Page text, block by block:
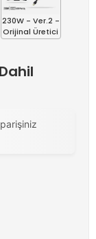
230W - Ver.2 -
Orijinal Üretici